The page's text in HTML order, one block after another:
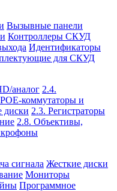
Вызывные панели
Контроллеры СКУД
Идентификаторы
для СКУД
аналог 2.4.
коммутаторы и
диски 2.3. Регистраторы
2.8. Объективы,
сигнала Жесткие диски
Мониторы
Программное